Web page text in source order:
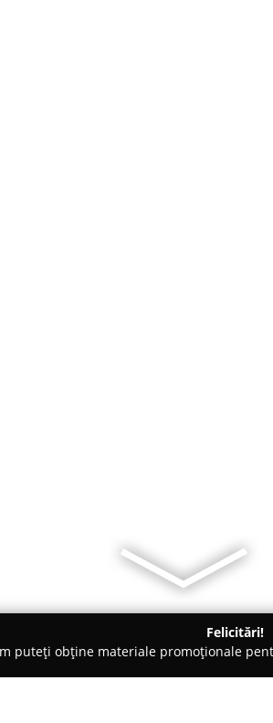
Felicitări!
puteți obține materiale promoționale